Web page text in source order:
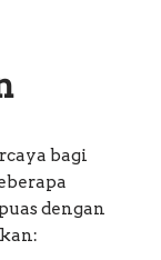
bagi
dengan